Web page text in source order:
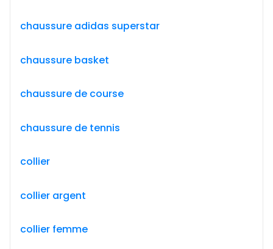
chaussure adidas superstar
chaussure basket
chaussure de course
chaussure de tennis
collier
collier argent
collier femme